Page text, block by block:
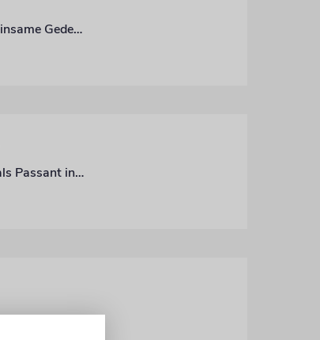
Ein Dorf will mit einer Gedenkstätte an die Opfer der NS-Zeit erinnern. Das geplante gemeinsame Gedenken an gefallene Soldaten und ermordete Juden ruft ein unterschiedliches Echo hervor
In den Alltag von Jüdinnen und Juden im Jahr 1864 in Frankfurt am Main eintauchen, sich als Passant in der historischen Judengasse bewegen und mit Bewohnern sprechen: Das Jüdische Museum Frankfurt hat eine internetbasierte Zeitmaschine entwickelt